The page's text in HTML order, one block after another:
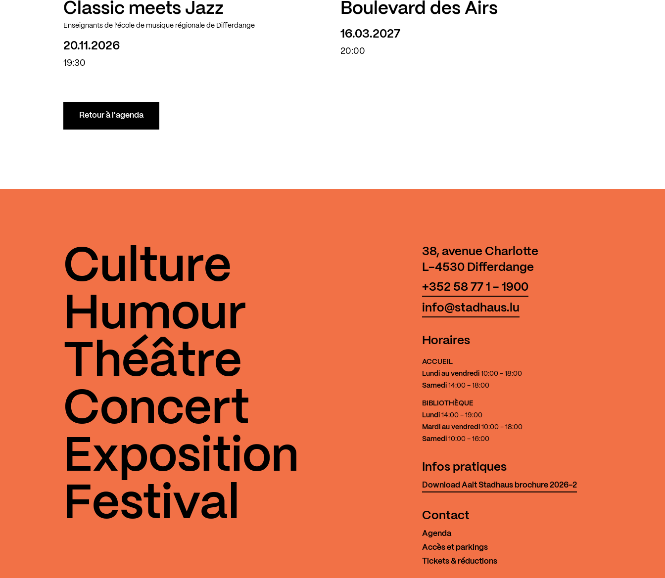
Classic meets Jazz
Enseignants de l’école de musique régionale de Differdange
20.11.2026
19:30
Boulevard des Airs
16.03.2027
20:00
Retour à l'agenda
38, avenue Charlotte
L-4530 Differdange
+352 58 77 1 - 1900
info@stadhaus.lu
Horaires
ACCUEIL
Lundi au vendredi 10:00 - 18:00
Samedi 14:00 - 18:00
BIBLIOTHÈQUE
Lundi 14:00 - 19:00
Mardi au vendredi 10:00 - 18:00
Samedi 10:00 - 16:00
Infos pratiques
Download Aalt Stadhaus brochure 2026-2
Contact
Agenda
Accès et parkings
Tickets & réductions
Culture
Humour
Théâtre
Concert
Exposition
Festival